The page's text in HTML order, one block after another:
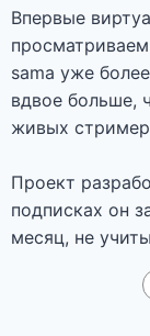
Впервые
sama уже
вдвое больше,
живых
Проект
подписках он
месяц, не